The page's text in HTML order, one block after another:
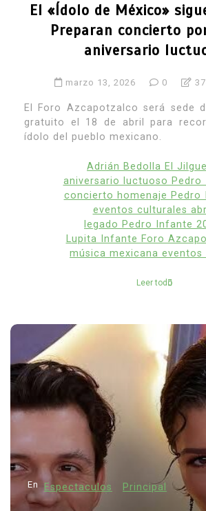
El «Ídolo de México»
Preparan concierto
aniversario
marzo 13, 2026 0
El Foro Azcapotzalco será sede
gratuito el 18 de abril para
ídolo del pueblo mexicano.
Adrián Bedolla El
aniversario luctuoso Pedro
concierto homenaje Pedro
eventos culturales
legado Pedro Infante
Lupita Infante Foro
música mexicana eventos
Leer todo
En Espectaculos Principal